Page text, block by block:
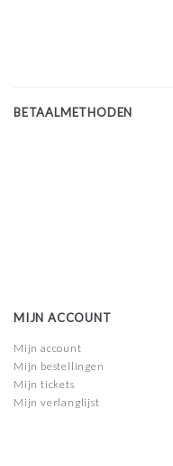
BETAALMETHODEN
MIJN ACCOUNT
Mijn account
Mijn bestellingen
Mijn tickets
Mijn verlanglijst